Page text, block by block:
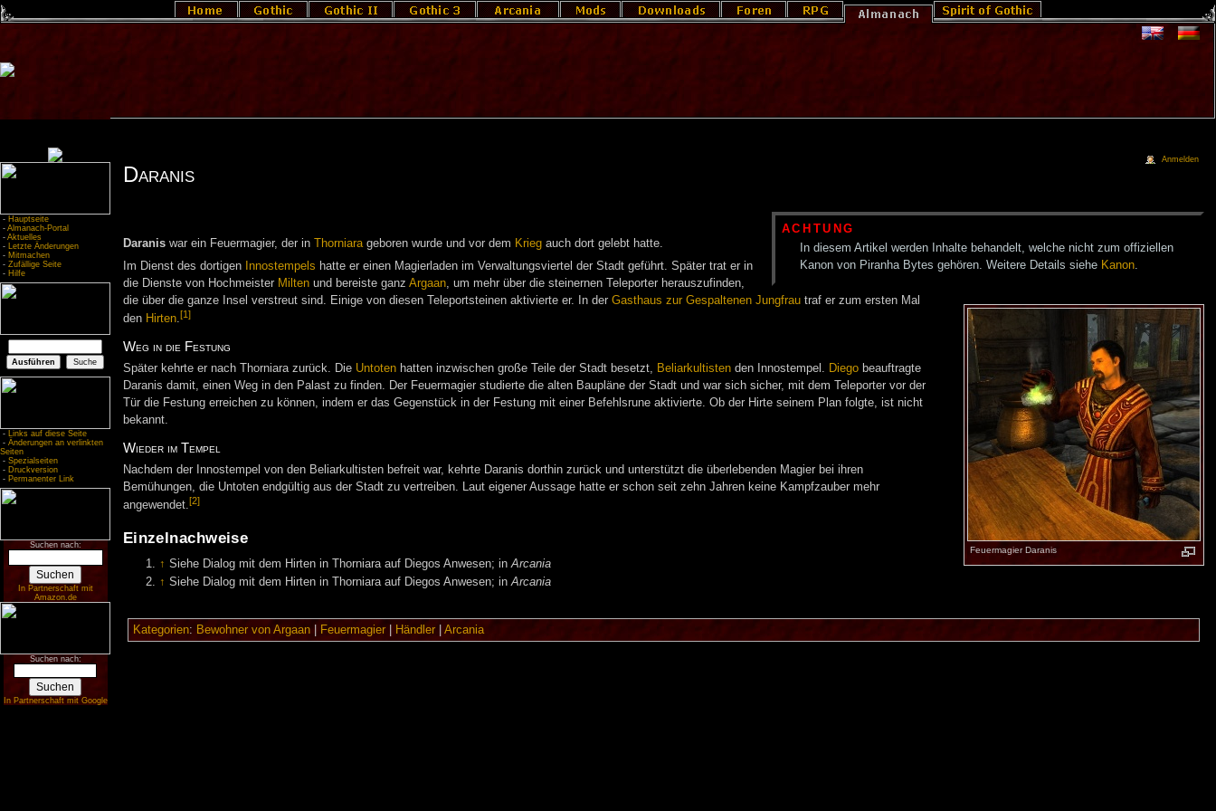
- Hauptseite
- Almanach-Portal
- Aktuelles
- Letzte Änderungen
- Mitmachen
- Zufällige Seite
- Hilfe
- Links auf diese Seite
- Änderungen an verlinkten
Seiten
- Spezialseiten
- Druckversion
- Permanenter Link
Suchen nach:
In Partnerschaft mit
Amazon.de
Suchen nach:
In Partnerschaft mit Google
Daranis
ACHTUNG
In diesem Artikel werden Inhalte behandelt, welche nicht zum offiziellen
Kanon von Piranha Bytes gehören. Weitere Details siehe Kanon
Feuermagier Daranis
Daraniswar ein Feuermagier, der in Thorniarageboren wurde und vor dem Kriegauch dort gelebt hatte.
Im Dienst des dortigen
Innostempels hatte er einen Magierladen im Verwaltungsviertel der Stadt geführt. Später trat er in
die Dienste von Hochmeister Miltenund bereiste ganz Argaan, um mehr über die steinernen Teleporter herauszufinden,
die über die ganze Insel verstreut sind. Einige von diesen Teleportsteinen aktivierte er. In der Gasthaus zur Gespaltenen Jungfrautraf er zum ersten Mal
den Hirten.[1]
Weg in die Festung
Später kehrte er nach Thorniara zurück. Die Untotenhatten inzwischen große Teile der Stadt besetzt, Beliarkultistenden Innostempel. Diegobeauftragte
Daranis damit, einen Weg in den Palast zu finden. Der Feuermagier studierte die alten Baupläne der Stadt und war sich sicher, mit dem Teleporter vor der
Tür die Festung erreichen zu können, indem er das Gegenstück in der Festung mit einer Befehlsrune aktivierte. Ob der Hirte seinem Plan folgte, ist nicht
bekannt.
Wieder im Tempel
Nachdem der Innostempel von den Beliarkultisten befreit war, kehrte Daranis dorthin zurück und unterstützt die überlebenden Magier bei ihren
Bemühungen, die Untoten endgültig aus der Stadt zu vertreiben. Laut eigener Aussage hatte er schon seit zehn Jahren keine Kampfzauber mehr
angewendet.[2]
Einzelnachweise
↑ Siehe Dialog mit dem Hirten in Thorniara auf Diegos Anwesen; inArcania
↑ Siehe Dialog mit dem Hirten in Thorniara auf Diegos Anwesen; inArcania
Kategorien: Bewohner von Argaan| Feuermagier| Händler| Arcania
Anmelden